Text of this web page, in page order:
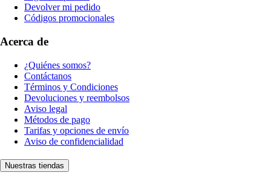
Devolver mi pedido
Códigos promocionales
Acerca de
¿Quiénes somos?
Contáctanos
Términos y Condiciones
Devoluciones y reembolsos
Aviso legal
Métodos de pago
Tarifas y opciones de envío
Aviso de confidencialidad
Nuestras tiendas